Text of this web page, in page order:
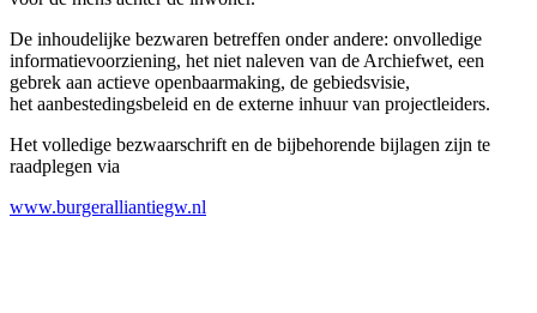
De inhoudelijke bezwaren betreffen onder andere: onvolledige
informatievoorziening, het niet naleven van de Archiefwet, een
gebrek aan actieve openbaarmaking, de gebiedsvisie,
het aanbestedingsbeleid en de externe inhuur van projectleiders.
Het volledige bezwaarschrift en de bijbehorende bijlagen zijn te
raadplegen via
www.burgeralliantiegw.nl